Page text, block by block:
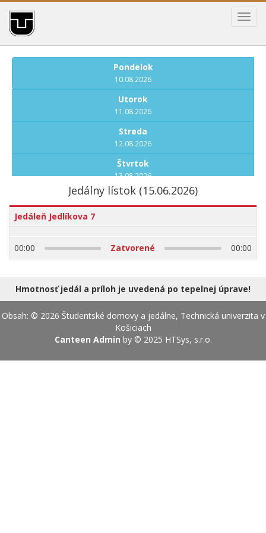
Pondelok
10.08.2026
Utorok
11.08.2026
Streda
12.08.2026
Štvrtok
13.08.2026
Piatok
14.08.2026
Pondelok
17.08.2026
Utorok
Jedálny lístok (15.06.2026)
Jedáleň Jedlíkova 7
00:00 Zatvorené 00:00
Hmotnosť jedál a príloh je uvedená po tepelnej úprave!
Obsah: © 2026 Študentské domovy a jedálne, Technická univerzita v
Košiciach
Canteen Admin by © 2025 HTSys, s.r.o.